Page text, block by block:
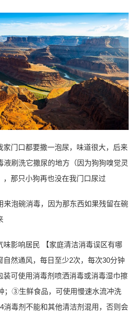
家门口都要撒一泡尿，味道很大，后来
液刷洗它撒尿的地方（因为狗狗嗅觉灵
，那只小狗再也没在我门口尿过
来泡碗消毒，因为那东西如果残留在碗
味影响居民 【家庭清洁消毒误区有哪
然通风，每日至少2次，每次30分钟
可使用消毒剂喷洒消毒或消毒湿巾擦
；③生鲜食品，可使用慢速水流冲洗
毒剂不能和其他清洁剂混用，否则会